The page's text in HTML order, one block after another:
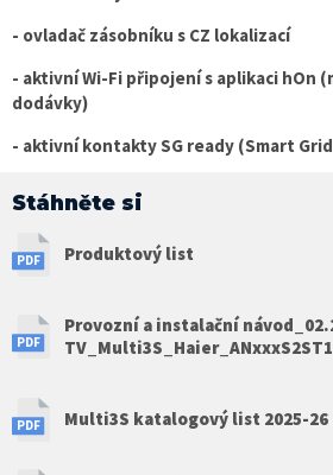
- ovladač zásobníku s CZ lokalizací
- aktivní Wi-Fi připojení s aplikaci hOn
dodávky)
- aktivní kontakty SG ready (Smart
Stáhněte si
Produktový list
Provozní a instalační
Multi3S katalogový list 2025-26